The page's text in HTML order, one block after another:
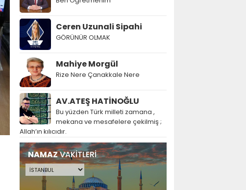
Ceren Uzunali Sipahi
GÖRÜNÜR OLMAK
Mahiye Morgül
Rize Nere Çanakkale Nere
AV.ATEŞ HATİNOĞLU
Bu yüzden Türk milleti zamana ,
mekana ve mesafelere çekilmiş ;
Allah’ın kılıcıdır.
NAMAZVAKİTLERİ